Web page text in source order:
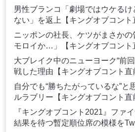
男性ブランコ「劇場ではウケる
ない」を返上【キングオブコント
ニッポンの社長、ケツがまさか
モロイか…」【キングオブコント
大ブレイク中のニューヨーク“前
戦した理由【キングオブコント直
自分でも“勝ちたがっているな”
ルラブリー【キングオブコント直
『キングオブコント2021』ファ
結果を待つ暫定順位席の模様を